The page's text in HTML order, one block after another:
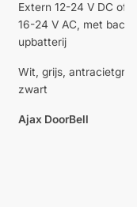
Extern 12-24 V DC of
16-24 V AC, met back-
upbatterij
Wit, grijs,
zwart
Ajax DoorBell